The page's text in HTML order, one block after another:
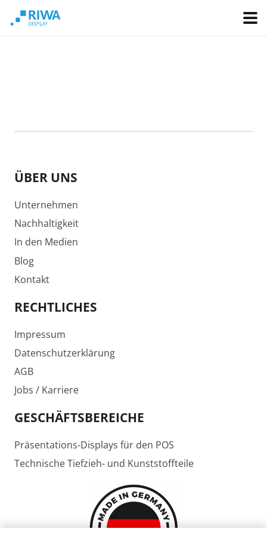
ÜBER UNS
Unternehmen
Nachhaltigkeit
In den Medien
Blog
Kontakt
RECHTLICHES
Impressum
Datenschutzerklärung
AGB
Jobs / Karriere
GESCHÄFTSBEREICHE
Präsentations-Displays für den POS
Technische Tiefzieh- und Kunststoffteile